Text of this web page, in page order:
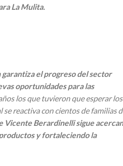
La Mulita.
garantiza el progreso del sector
oportunidades para las
los que tuvieron que esperar los
reactiva con cientos de familias
Vicente Berardinelli sigue
y fortaleciendo la